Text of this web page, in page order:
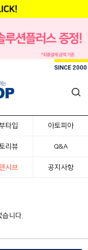
타입 아토피아
리뷰 Q&A
시브 공지사항
니다.